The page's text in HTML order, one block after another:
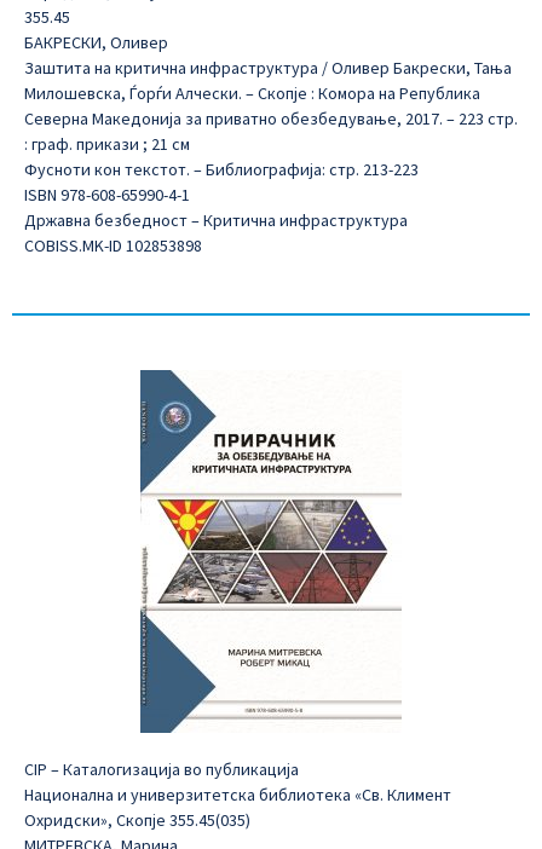
355.45
БАКРЕСКИ, Оливер
Заштита на критична инфраструктура / Оливер Бакрески, Тања
Милошевска, Ѓорѓи Алчески. – Скопје : Комора на Република
Северна Македонија за приватно обезбедување, 2017. – 223 стр.
: граф. прикази ; 21 см
Фусноти кон текстот. – Библиографија: стр. 213-223
ISBN 978-608-65990-4-1
Државна безбедност – Критична инфраструктура
COBISS.MK-ID 102853898
CIP – Каталогизација во публикација
Национална и универзитетска библиотека «Св. Климент
Охридски», Скопје 355.45(035)